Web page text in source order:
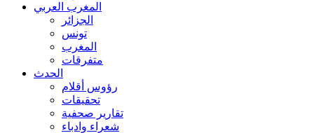
المغرب العربي
الجزائر
تونس
المغرب
متفرقات
الحدث
رؤوس أقلام
تحقيقات
تقارير صحفية
شعراء وادباء